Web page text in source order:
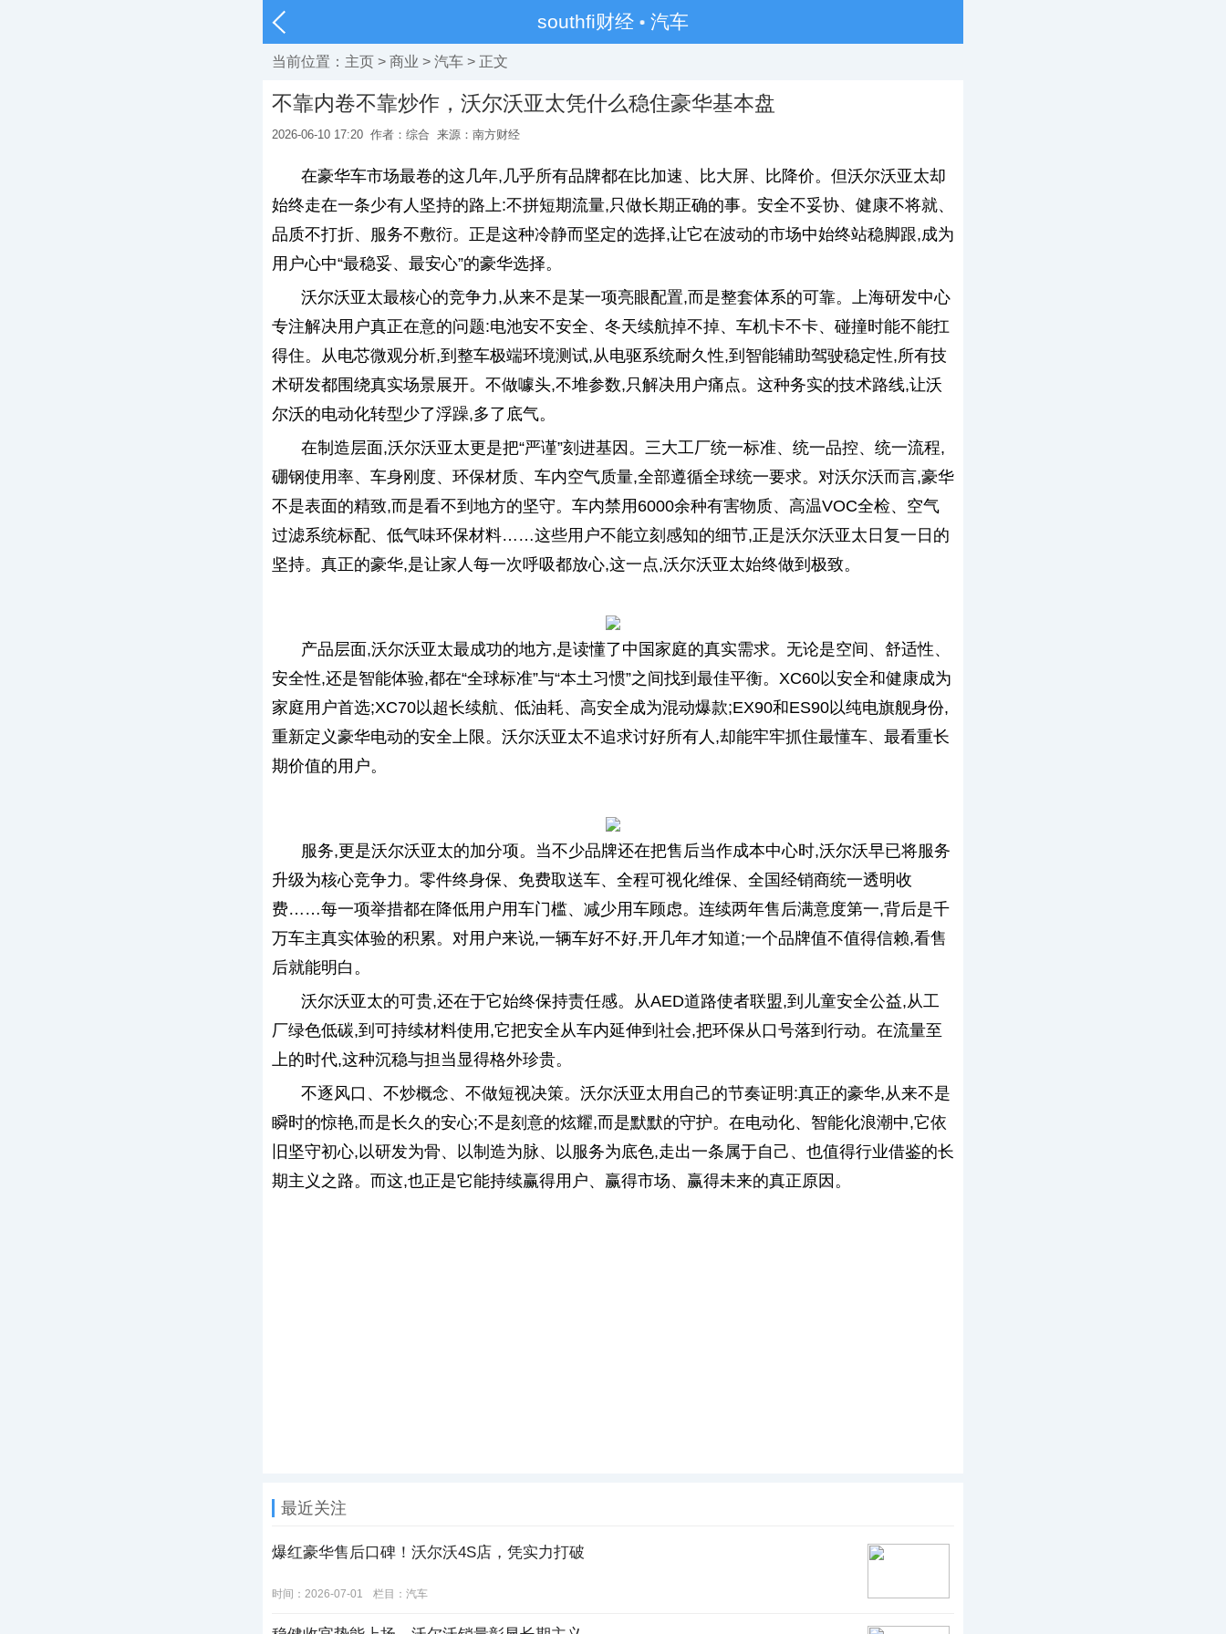
southfi财经 汽车
当前位置： 主页 > 商业 > 汽车 > 正文
不靠内卷不靠炒作，沃尔沃亚太凭什么稳住豪华基本盘
2026-06-10 17:20 作者：综合 来源：南方财经
在豪华车市场最卷的这几年,几乎所有品牌都在比加速、比大屏、比降价。但沃尔沃亚太却
始终走在一条少有人坚持的路上:不拼短期流量,只做长期正确的事。安全不妥协、健康不将就、
品质不打折、服务不敷衍。正是这种冷静而坚定的选择,让它在波动的市场中始终站稳脚跟,成为
用户心中“最稳妥、最安心”的豪华选择。
沃尔沃亚太最核心的竞争力,从来不是某一项亮眼配置,而是整套体系的可靠。上海研发中心
专注解决用户真正在意的问题:电池安不安全、冬天续航掉不掉、车机卡不卡、碰撞时能不能扛
得住。从电芯微观分析,到整车极端环境测试,从电驱系统耐久性,到智能辅助驾驶稳定性,所有技
术研发都围绕真实场景展开。不做噱头,不堆参数,只解决用户痛点。这种务实的技术路线,让沃
尔沃的电动化转型少了浮躁,多了底气。
在制造层面,沃尔沃亚太更是把“严谨”刻进基因。三大工厂统一标准、统一品控、统一流程,
硼钢使用率、车身刚度、环保材质、车内空气质量,全部遵循全球统一要求。对沃尔沃而言,豪华
不是表面的精致,而是看不到地方的坚守。车内禁用6000余种有害物质、高温VOC全检、空气
过滤系统标配、低气味环保材料……这些用户不能立刻感知的细节,正是沃尔沃亚太日复一日的
坚持。真正的豪华,是让家人每一次呼吸都放心,这一点,沃尔沃亚太始终做到极致。
产品层面,沃尔沃亚太最成功的地方,是读懂了中国家庭的真实需求。无论是空间、舒适性、
安全性,还是智能体验,都在“全球标准”与“本土习惯”之间找到最佳平衡。XC60以安全和健康成为
家庭用户首选;XC70以超长续航、低油耗、高安全成为混动爆款;EX90和ES90以纯电旗舰身份,
重新定义豪华电动的安全上限。沃尔沃亚太不追求讨好所有人,却能牢牢抓住最懂车、最看重长
期价值的用户。
服务,更是沃尔沃亚太的加分项。当不少品牌还在把售后当作成本中心时,沃尔沃早已将服务
升级为核心竞争力。零件终身保、免费取送车、全程可视化维保、全国经销商统一透明收
费……每一项举措都在降低用户用车门槛、减少用车顾虑。连续两年售后满意度第一,背后是千
万车主真实体验的积累。对用户来说,一辆车好不好,开几年才知道;一个品牌值不值得信赖,看售
后就能明白。
沃尔沃亚太的可贵,还在于它始终保持责任感。从AED道路使者联盟,到儿童安全公益,从工
厂绿色低碳,到可持续材料使用,它把安全从车内延伸到社会,把环保从口号落到行动。在流量至
上的时代,这种沉稳与担当显得格外珍贵。
不逐风口、不炒概念、不做短视决策。沃尔沃亚太用自己的节奏证明:真正的豪华,从来不是
瞬时的惊艳,而是长久的安心;不是刻意的炫耀,而是默默的守护。在电动化、智能化浪潮中,它依
旧坚守初心,以研发为骨、以制造为脉、以服务为底色,走出一条属于自己、也值得行业借鉴的长
期主义之路。而这,也正是它能持续赢得用户、赢得市场、赢得未来的真正原因。
最近关注
爆红豪华售后口碑！沃尔沃4S店，凭实力打破
时间：2026-07-01 栏目： 汽车